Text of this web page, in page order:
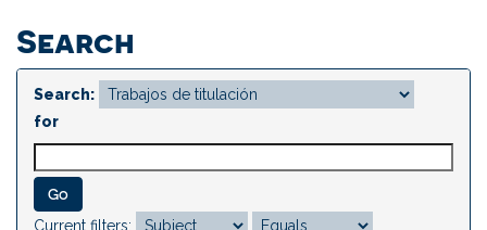
Search
Search:
for
Current filters: